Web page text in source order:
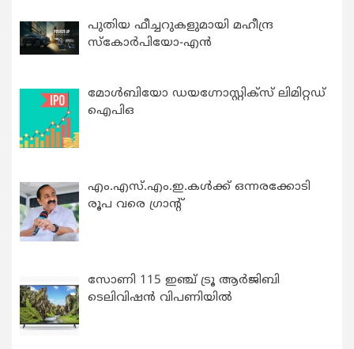
പുതിയ ഫീച്ചറുകളുമായി മഹീന്ദ്ര
സ്കോർപിയോ-എൻ
മോൾബിയോ ഡയഗ്നോസ്റ്റിക്സ് ലിമിറ്റഡ്
ഐപിഒ
എം.എസ്.എം.ഇ.കൾക്ക് ഒന്നരക്കോടി
രൂപ വരെ ഗ്രാന്റ്
സോണി 115 ഇഞ്ച് ട്രൂ ആർജിബി
ടെലിവിഷൻ വിപണിയിൽ